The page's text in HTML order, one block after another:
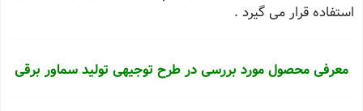
استفاده قرار می گیرد .
معرفی محصول مورد بررسی در طرح توجیهی تولید سماور برقی